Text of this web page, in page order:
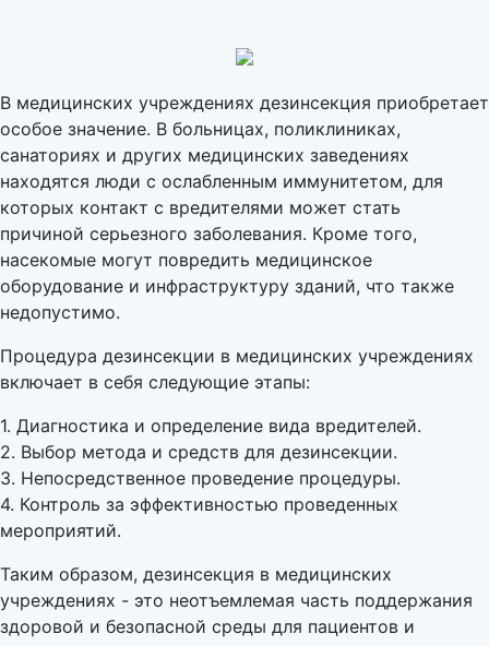
В медицинских учреждениях дезинсекция приобретает
особое значение. В больницах, поликлиниках,
санаториях и других медицинских заведениях
находятся люди с ослабленным иммунитетом, для
которых контакт с вредителями может стать
причиной серьезного заболевания. Кроме того,
насекомые могут повредить медицинское
оборудование и инфраструктуру зданий, что также
недопустимо.
Процедура дезинсекции в медицинских учреждениях
включает в себя следующие этапы:
1. Диагностика и определение вида вредителей.
2. Выбор метода и средств для дезинсекции.
3. Непосредственное проведение процедуры.
4. Контроль за эффективностью проведенных
мероприятий.
Таким образом, дезинсекция в медицинских
учреждениях - это неотъемлемая часть поддержания
здоровой и безопасной среды для пациентов и